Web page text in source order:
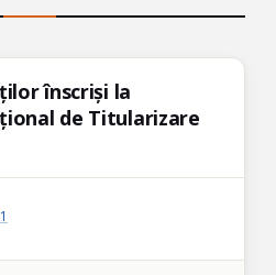
înscriși la
de Titularizare